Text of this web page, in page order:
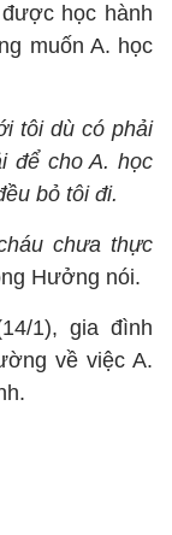
học hành
muốn A. học
tôi dù có phải
để cho A. học
bỏ tôi đi.
chưa thực
Hưởng nói.
1), gia đình
về việc A.